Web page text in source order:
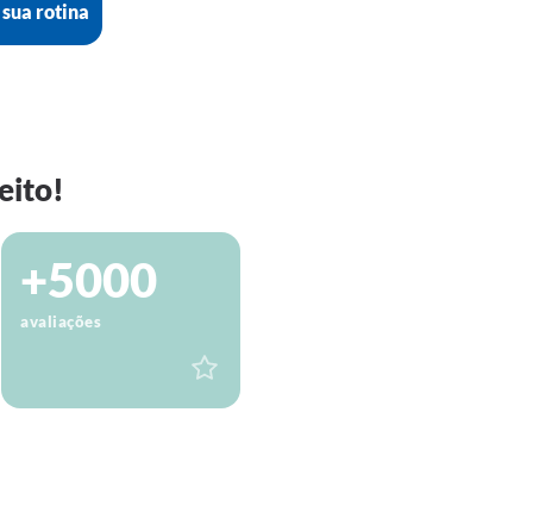
rotina
+5000
avaliações